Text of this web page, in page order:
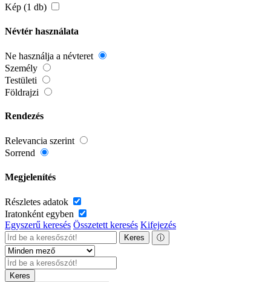
Kép (1 db)
Névtér használata
Ne használja a névteret
Személy
Testületi
Földrajzi
Rendezés
Relevancia szerint
Sorrend
Megjelenítés
Részletes adatok
Iratonként egyben
Egyszerű keresés Összetett keresés Kifejezés
Keres ⓘ
Keres